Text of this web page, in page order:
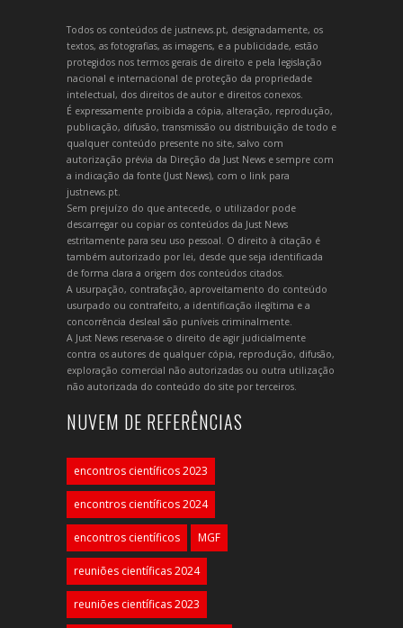
Todos os conteúdos de justnews.pt, designadamente, os
textos, as fotografias, as imagens, e a publicidade, estão
protegidos nos termos gerais de direito e pela legislação
nacional e internacional de proteção da propriedade
intelectual, dos direitos de autor e direitos conexos.
É expressamente proibida a cópia, alteração, reprodução,
publicação, difusão, transmissão ou distribuição de todo e
qualquer conteúdo presente no site, salvo com
autorização prévia da Direção da Just News e sempre com
a indicação da fonte (Just News), com o link para
justnews.pt.
Sem prejuízo do que antecede, o utilizador pode
descarregar ou copiar os conteúdos da Just News
estritamente para seu uso pessoal. O direito à citação é
também autorizado por lei, desde que seja identificada
de forma clara a origem dos conteúdos citados.
A usurpação, contrafação, aproveitamento do conteúdo
usurpado ou contrafeito, a identificação ilegítima e a
concorrência desleal são puníveis criminalmente.
A Just News reserva-se o direito de agir judicialmente
contra os autores de qualquer cópia, reprodução, difusão,
exploração comercial não autorizadas ou outra utilização
não autorizada do conteúdo do site por terceiros.
NUVEM DE REFERÊNCIAS
encontros científicos 2023
encontros científicos 2024
encontros científicos MGF
reuniões científicas 2024
reuniões científicas 2023